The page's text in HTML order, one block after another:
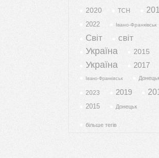
2020 ТСН
2022 Івано-Франківськ
Світ світ
Україна 2015
Україна 2017
Івано-Франківськ
2023 2019
2015 Донецьк
більше тегів